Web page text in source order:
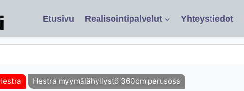
Etusivu Realisointipalvelut Yhteystiedot
Hestra myymälähyllystö 360cm perusosa